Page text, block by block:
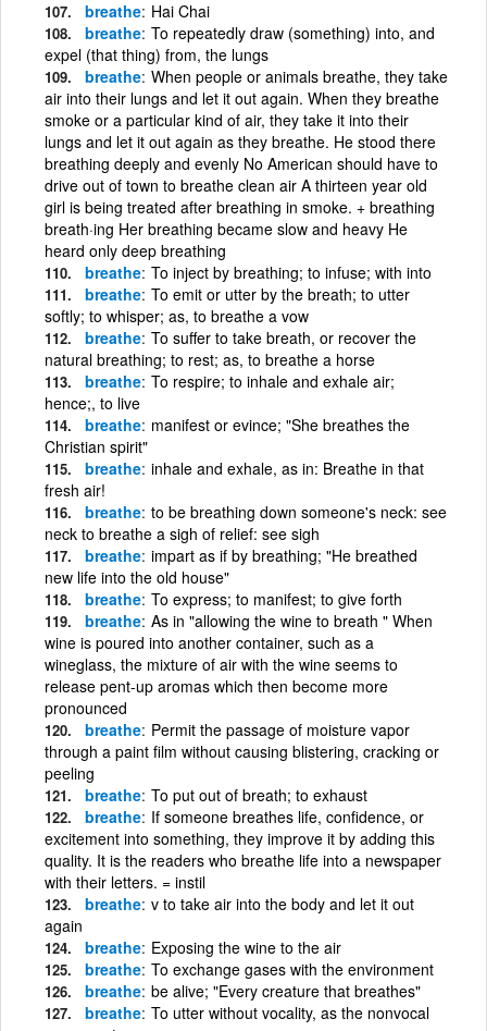
breathe Hai Chai
breathe To repeatedly draw (something) into, and
expel (that thing) from, the lungs
breathe When people or animals breathe, they take
air into their lungs and let it out again. When they breathe
smoke or a particular kind of air, they take it into their
lungs and let it out again as they breathe. He stood there
breathing deeply and evenly No American should have to
drive out of town to breathe clean air A thirteen year old
girl is being treated after breathing in smoke. + breathing
breath·ing Her breathing became slow and heavy He
heard only deep breathing
breathe To inject by breathing; to infuse; with into
breathe To emit or utter by the breath; to utter
softly; to whisper; as, to breathe a vow
breathe To suffer to take breath, or recover the
natural breathing; to rest; as, to breathe a horse
breathe To respire; to inhale and exhale air;
hence;, to live
breathe manifest or evince; "She breathes the
Christian spirit"
breathe inhale and exhale, as in: Breathe in that
fresh air!
breathe to be breathing down someone's neck: see
neck to breathe a sigh of relief: see sigh
breathe impart as if by breathing; "He breathed
new life into the old house"
breathe To express; to manifest; to give forth
breathe As in "allowing the wine to breath " When
wine is poured into another container, such as a
wineglass, the mixture of air with the wine seems to
release pent-up aromas which then become more
pronounced
breathe Permit the passage of moisture vapor
through a paint film without causing blistering, cracking or
peeling
breathe To put out of breath; to exhaust
breathe If someone breathes life, confidence, or
excitement into something, they improve it by adding this
quality. It is the readers who breathe life into a newspaper
with their letters. = instil
breathe v to take air into the body and let it out
again
breathe Exposing the wine to the air
breathe To exchange gases with the environment
breathe be alive; "Every creature that breathes"
breathe To utter without vocality, as the nonvocal